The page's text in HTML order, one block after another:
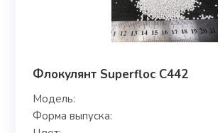
Флокулянт Superfloc C442
Модель:
Форма выпуска: